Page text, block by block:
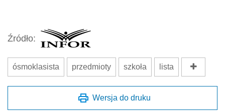
Źródło:
ósmoklasista przedmioty szkoła lista
Wersja do druku